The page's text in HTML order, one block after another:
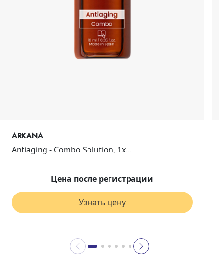
ARKANA
Antiaging - Combo Solution, 1х...
Цена после регистрации
Узнать цену